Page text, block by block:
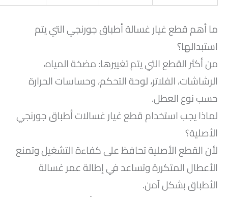
ما أهم قطع غيار غسالة أطباق جورنجي التي يتم
استبدالها؟
من أكثر القطع التي يتم تغييرها: مضخة المياه،
الرشاشات، الفلاتر، لوحة التحكم، وحساسات الحرارة
حسب نوع العطل.
لماذا يجب استخدام قطع غيار غسالات أطباق جورنجي
الأصلية؟
لأن القطع الأصلية تحافظ على كفاءة التشغيل وتمنع
الأعطال المتكررة وتساعد في إطالة عمر غسالة
الأطباق بشكل آمن.